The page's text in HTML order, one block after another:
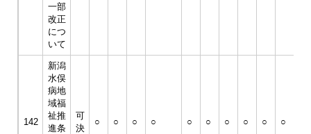
一部
改正
につ
いて
142
新潟
水俣
病地
域福
祉推
進条
可
決
○ ○ ○ ○ ○ ○ ○ ○ ○ ○